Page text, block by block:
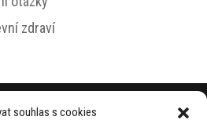
souhlas s cookies
zdraví
– Osobní stránky Jiřího